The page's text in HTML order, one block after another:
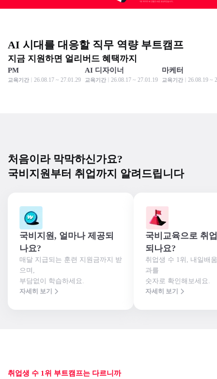
AI 시대를 대응할 직무 역량 부트캠프
지금 지원하면 얼리버드 혜택까지
모집 중
모집 중
PM
교육기간 26.08.17 ~ 27.01.29
모집 중
모집 중
AI 디자이너
교육기간 26.08.17 ~ 27.01.19
모집 중
모집 중
마케터
교육기간 26.08.19 ~
처음이라 막막하신가요?
국비지원부터 취업까지 알려드립니다
국비지원, 얼마나 제공되
나요?
매달 지급되는 훈련 지원금까지 받
으며,
부담없이 학습하세요.
자세히 보기
국비교육으로 취
되나요?
취업생 수 1위, 내일배
과를
숫자로 확인해보세요.
자세히 보기
취업생 수 1위 부트캠프는 다르니까